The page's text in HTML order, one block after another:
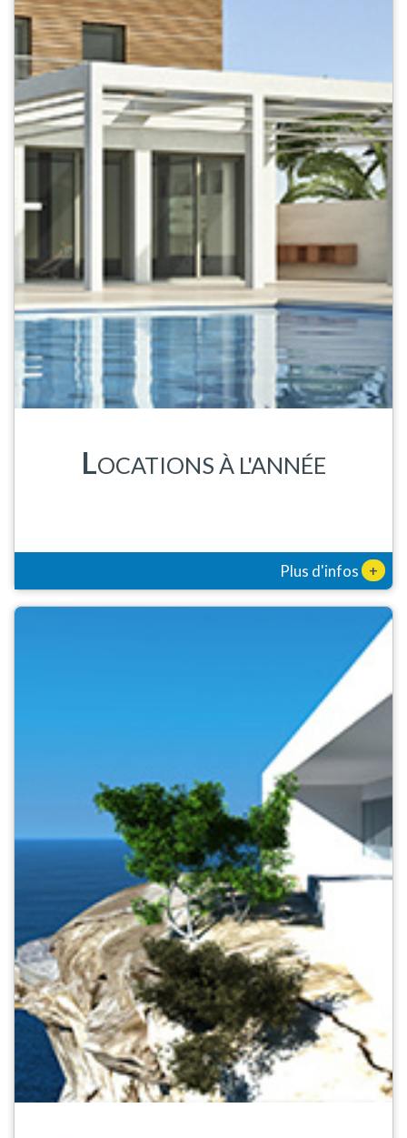
LOCATIONS À L'ANNÉE
Plus d'infos +